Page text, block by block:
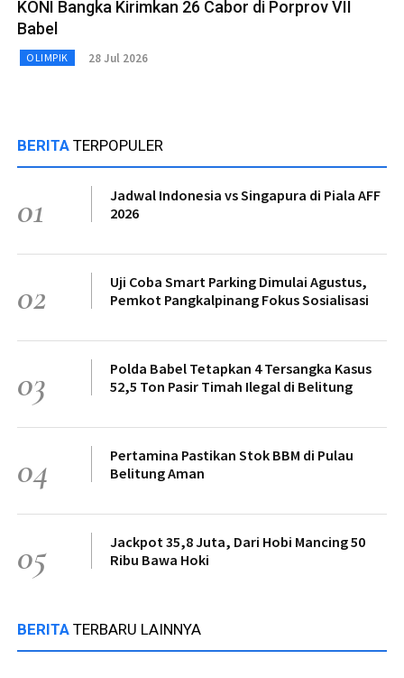
KONI Bangka Kirimkan 26 Cabor di Porprov VII
Babel
OLIMPIK 28 Jul 2026
BERITA TERPOPULER
01
Jadwal Indonesia vs Singapura di Piala AFF
2026
02
Uji Coba Smart Parking Dimulai Agustus,
Pemkot Pangkalpinang Fokus Sosialisasi
03
Polda Babel Tetapkan 4 Tersangka Kasus
52,5 Ton Pasir Timah Ilegal di Belitung
04
Pertamina Pastikan Stok BBM di Pulau
Belitung Aman
05
Jackpot 35,8 Juta, Dari Hobi Mancing 50
Ribu Bawa Hoki
BERITA TERBARU LAINNYA